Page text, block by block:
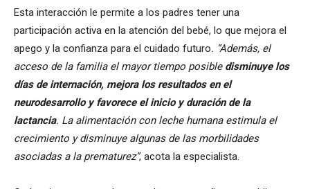
Esta interacción le permite a los padres tener una
participación activa en la atención del bebé, lo que mejora el
apego y la confianza para el cuidado futuro. “Además, el
acceso de la familia el mayor tiempo posible disminuye los
días de internación, mejora los resultados en el
neurodesarrollo y favorece el inicio y duración de la
lactancia. La alimentación con leche humana estimula el
crecimiento y disminuye algunas de las morbilidades
asociadas a la prematurez”, acota la especialista.